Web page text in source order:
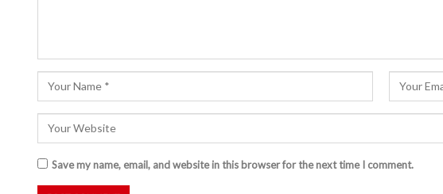
Save my name, email, and website in this browser for the next time I comment.